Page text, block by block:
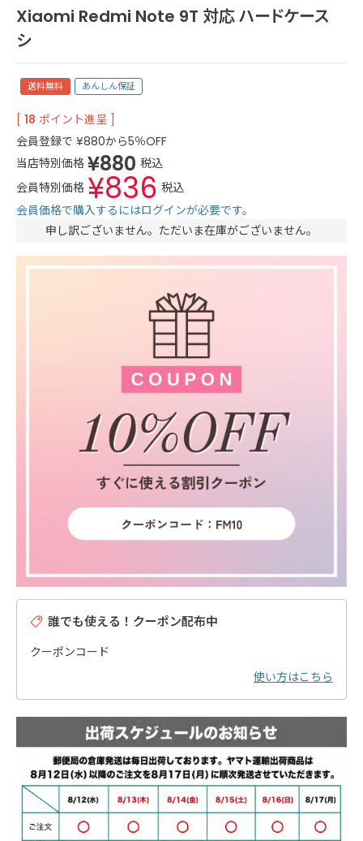
Xiaomi Redmi Note 9T 対応 ハードケース
シ
送料無料 あんしん保証
[ 18 ポイント進呈 ]
会員登録で ¥880から5％OFF
当店特別価格 ¥880 税込
会員特別価格 ¥836 税込
会員価格で購入するにはログインが必要です。
申し訳ございません。ただいま在庫がございません。
誰でも使える！クーポン配布中
クーポンコード
使い方はこちら